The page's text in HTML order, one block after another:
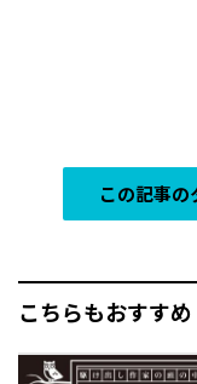
この記事の
こちらもおすすめ